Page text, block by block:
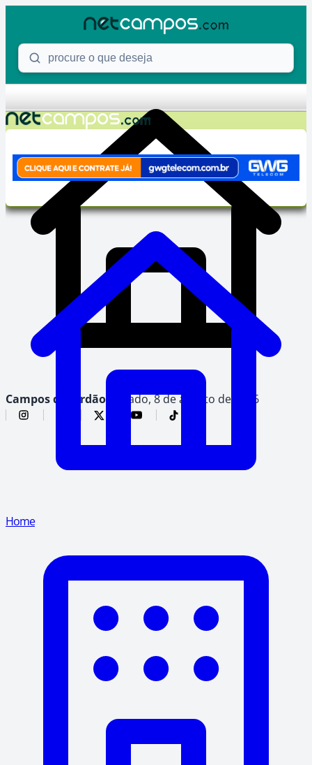
Procure o que deseja
Campos do Jordão, sábado, 8 de agosto de 2026
Home